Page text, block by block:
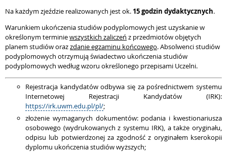
Na każdym zjeździe realizowanych jest ok. 15 godzin dydaktycznych.
Warunkiem ukończenia studiów podyplomowych jest uzyskanie w
określonym terminiewszystkich zaliczeń z przedmiotów objętych
planem studiów orazzdanie egzaminu końcowego. Absolwenci studiów
podyplomowych otrzymują świadectwo ukończenia studiów
podyplomowych według wzoru określonego przepisami Uczelni.
Rejestracja kandydatów odbywa się za pośrednictwem systemu
Internetowej Rejestracji Kandydatów (IRK):
https://irk.uwm.edu.pl/pl/;
złożenie wymaganych dokumentów: podania i kwestionariusza
osobowego (wydrukowanych z systemu IRK), a także oryginału,
odpisu lub potwierdzonej za zgodność z oryginałem kserokopii
dyplomu ukończenia studiów wyższych;